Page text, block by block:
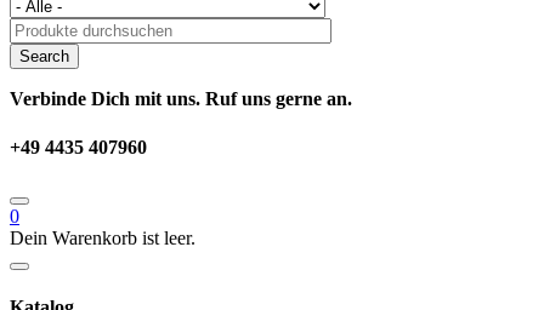
Verbinde Dich mit uns. Ruf uns gerne an.
+49 4435 407960
0
Dein Warenkorb ist leer.